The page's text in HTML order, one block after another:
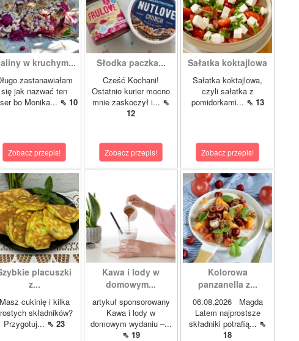
w kruchym...
zastanawiałam
się jak nazwać ten
bo Monika... ⇖ 10
Zobacz przepis!
Słodka paczka...
Cześć Kochani!
Ostatnio kurier mocno
mnie zaskoczył i... ⇖
12
Zobacz przepis!
Sałatka koktajlowa
Sałatka koktajlowa,
czyli sałatka z
pomidorkami... ⇖ 13
Zobacz przepis!
placuszki
z...
Masz cukinię i kilka
składników?
Przygotuj... ⇖ 23
Kawa i lody w
domowym...
artykuł sponsorowany
Kawa i lody w
domowym wydaniu –...
⇖ 19
Kolorowa
panzanella z...
06.08.2026 Magda
Latem najprostsze
składniki potrafią... ⇖
18